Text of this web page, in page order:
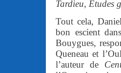
Tardieu, Études
Tout cela,
bon escient
Bouygues,
Queneau et
l’auteur de